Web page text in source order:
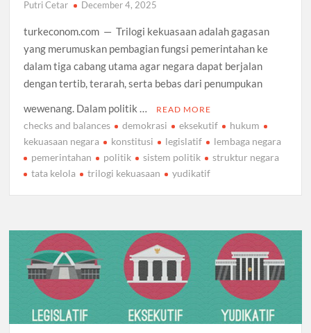
Putri Cetar December 4, 2025
turkeconom.com — Trilogi kekuasaan adalah gagasan
yang merumuskan pembagian fungsi pemerintahan ke
dalam tiga cabang utama agar negara dapat berjalan
dengan tertib, terarah, serta bebas dari penumpukan
wewenang. Dalam politik …
READ MORE
checks and balances demokrasi eksekutif
hukum
kekuasaan negara
konstitusi legislatif
lembaga negara
pemerintahan
politik sistem politik
struktur negara
tata kelola
trilogi kekuasaan yudikatif